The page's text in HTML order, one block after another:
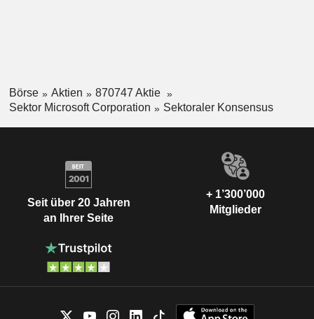
Börse Aktien
870747 Aktie
Sektor Microsoft Corporation
Sektoraler Konsensus
Seit über 20 Jahren
an Ihrer Seite
+ 1’300’000
Mitglieder